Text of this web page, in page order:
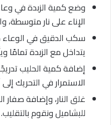
وضع كمية الزبدة في
الإناء على نار متوسطة،
سكب الدقيق في الوعاء
يتداخل مع الزبدة تمامًا
إضافة كمية الحليب
الاستمرار في التحريك
غلق النار، وإضافة صفار
للبشاميل ونقوم بالتقليب.